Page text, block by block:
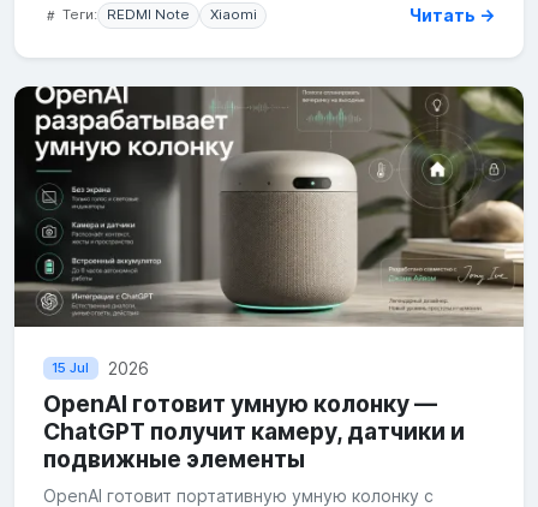
Теги: REDMI Note Xiaomi Читать →
15 Jul 2026
OpenAI готовит умную колонку —
ChatGPT получит камеру, датчики и
подвижные элементы
OpenAI готовит портативную умную колонку с